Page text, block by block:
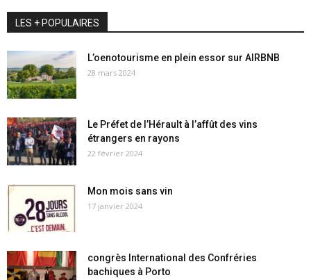
LES + POPULAIRES
L’oenotourisme en plein essor sur AIRBNB
28 mars 2024
Le Préfet de l’Hérault à l’affût des vins
étrangers en rayons
22 février 2024
Mon mois sans vin
17 janvier 2024
congrès International des Confréries
bachiques à Porto